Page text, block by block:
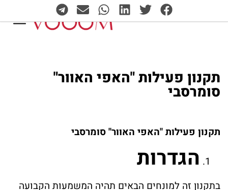
תקנון פעילות "האפי האוור"
סומרסבי
תקנון פעילות "האפי האוור" סומרסבי
הגדרות
בתקנון זה למונחים הבאים תהיה המשמעות הקבועה